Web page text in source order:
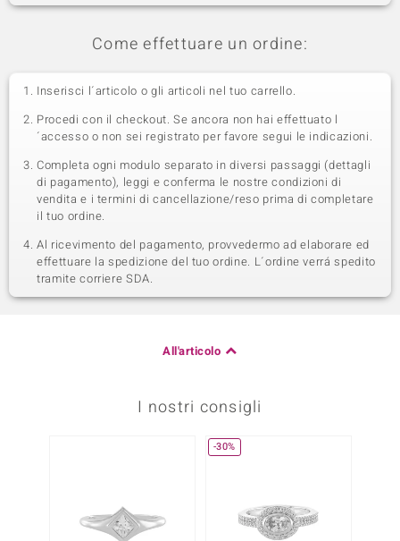
Come effettuare un ordine:
Inserisci l´articolo o gli articoli nel tuo carrello.
Procedi con il checkout. Se ancora non hai effettuato l
´accesso o non sei registrato per favore segui le indicazioni.
Completa ogni modulo separato in diversi passaggi (dettagli
di pagamento), leggi e conferma le nostre condizioni di
vendita e i termini di cancellazione/reso prima di completare
il tuo ordine.
Al ricevimento del pagamento, provvedermo ad elaborare ed
effettuare la spedizione del tuo ordine. L´ordine verrá spedito
tramite corriere SDA.
All'articolo
I nostri consigli
-30%